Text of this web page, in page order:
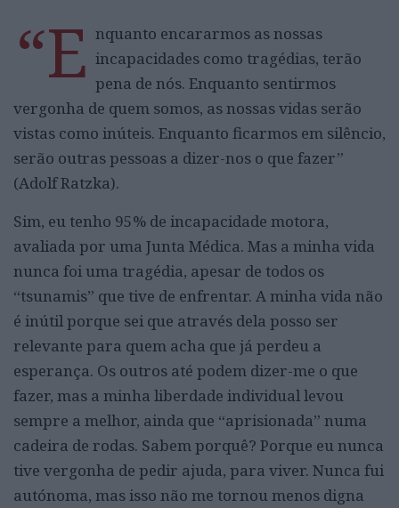
“E nquanto encararmos as nossas
incapacidades como tragédias, terão
pena de nós. Enquanto sentirmos
vergonha de quem somos, as nossas vidas serão
vistas como inúteis. Enquanto ficarmos em silêncio,
serão outras pessoas a dizer-nos o que fazer”
(Adolf Ratzka).
Sim, eu tenho 95% de incapacidade motora,
avaliada por uma Junta Médica. Mas a minha vida
nunca foi uma tragédia, apesar de todos os
“tsunamis” que tive de enfrentar. A minha vida não
é inútil porque sei que através dela posso ser
relevante para quem acha que já perdeu a
esperança. Os outros até podem dizer-me o que
fazer, mas a minha liberdade individual levou
sempre a melhor, ainda que “aprisionada” numa
cadeira de rodas. Sabem porquê? Porque eu nunca
tive vergonha de pedir ajuda, para viver. Nunca fui
autónoma, mas isso não me tornou menos digna